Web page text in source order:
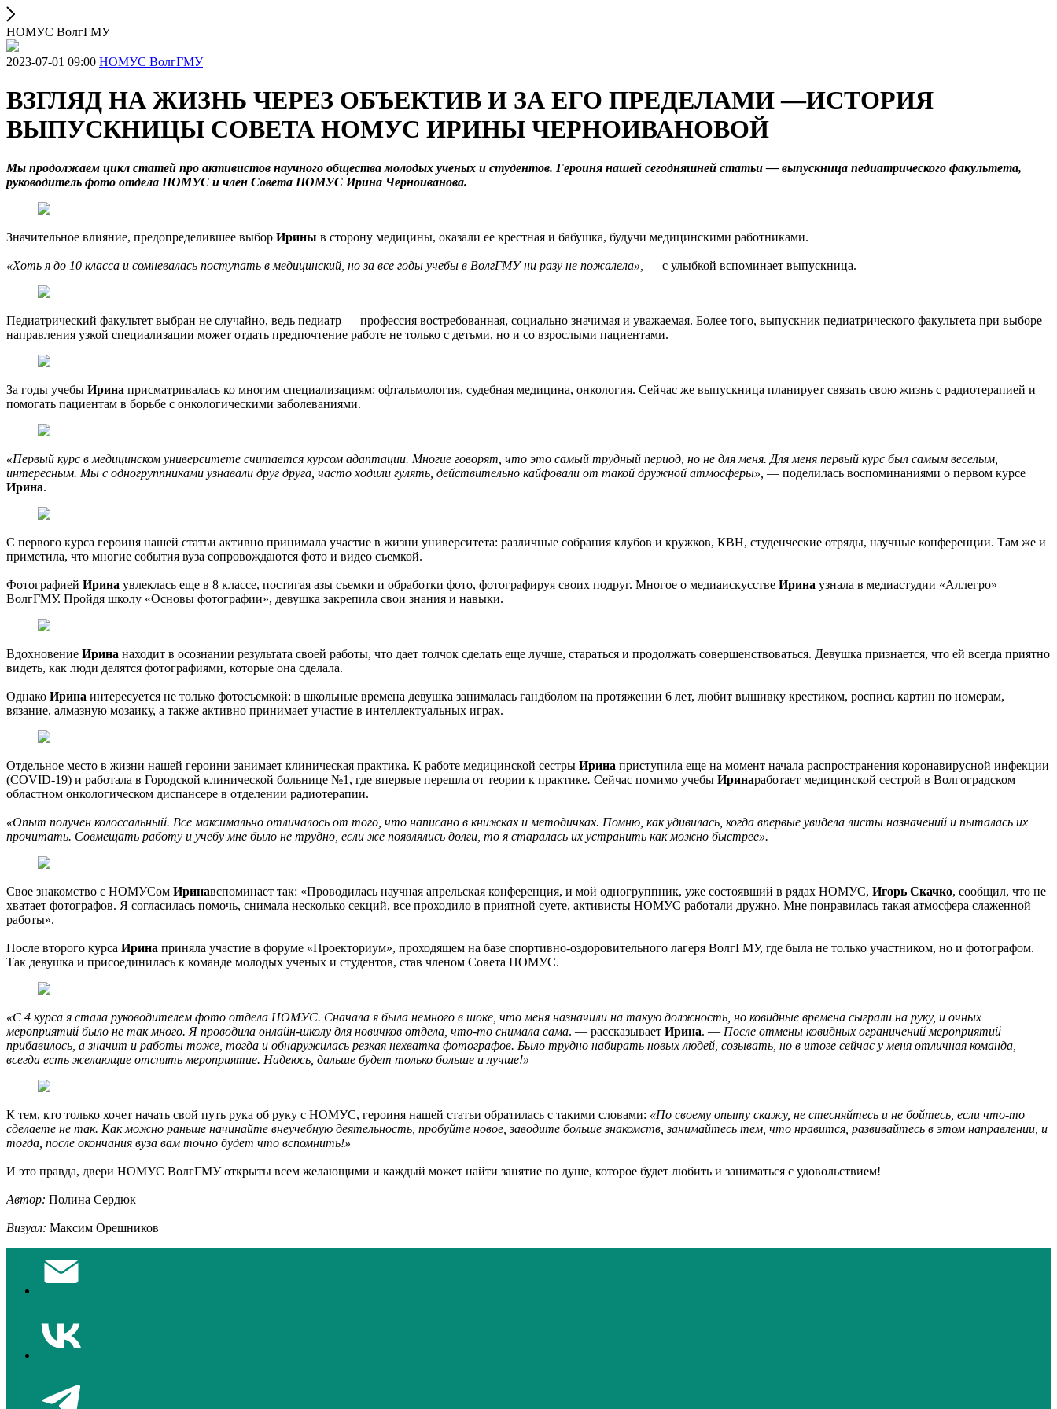
НОМУС ВолгГМУ
2023-07-01 09:00 НОМУС ВолгГМУ
ВЗГЛЯД НА ЖИЗНЬ ЧЕРЕЗ ОБЪЕКТИВ И ЗА ЕГО ПРЕДЕЛАМИ —ИСТОРИЯ
ВЫПУСКНИЦЫ СОВЕТА НОМУС ИРИНЫ ЧЕРНОИВАНОВОЙ
Мы продолжаем цикл статей про активистов научного общества молодых ученых и студентов. Героиня нашей сегодняшней статьи — выпускница педиатрического факультета,
руководитель фото отдела НОМУС и член Совета НОМУС Ирина Черноиванова.
Значительное влияние, предопределившее выбор Ирины в сторону медицины, оказали ее крестная и бабушка, будучи медицинскими работниками.
«Хоть я до 10 класса и сомневалась поступать в медицинский, но за все годы учебы в ВолгГМУ ни разу не пожалела», — с улыбкой вспоминает выпускница.
Педиатрический факультет выбран не случайно, ведь педиатр — профессия востребованная, социально значимая и уважаемая. Более того, выпускник педиатрического факультета при выборе
направления узкой специализации может отдать предпочтение работе не только с детьми, но и со взрослыми пациентами.
За годы учебы Ирина присматривалась ко многим специализациям: офтальмология, судебная медицина, онкология. Сейчас же выпускница планирует связать свою жизнь с радиотерапией и
помогать пациентам в борьбе с онкологическими заболеваниями.
«Первый курс в медицинском университете считается курсом адаптации. Многие говорят, что это самый трудный период, но не для меня. Для меня первый курс был самым веселым,
интересным. Мы с одногруппниками узнавали друг друга, часто ходили гулять, действительно кайфовали от такой дружной атмосферы», — поделилась воспоминаниями о первом курсе
Ирина.
С первого курса героиня нашей статьи активно принимала участие в жизни университета: различные собрания клубов и кружков, КВН, студенческие отряды, научные конференции. Там же и
приметила, что многие события вуза сопровождаются фото и видео съемкой.
Фотографией Ирина увлеклась еще в 8 классе, постигая азы съемки и обработки фото, фотографируя своих подруг. Многое о медиаискусстве Ирина узнала в медиастудии «Аллегро»
ВолгГМУ. Пройдя школу «Основы фотографии», девушка закрепила свои знания и навыки.
Вдохновение Ирина находит в осознании результата своей работы, что дает толчок сделать еще лучше, стараться и продолжать совершенствоваться. Девушка признается, что ей всегда приятно
видеть, как люди делятся фотографиями, которые она сделала.
Однако Ирина интересуется не только фотосъемкой: в школьные времена девушка занималась гандболом на протяжении 6 лет, любит вышивку крестиком, роспись картин по номерам,
вязание, алмазную мозаику, а также активно принимает участие в интеллектуальных играх.
Отдельное место в жизни нашей героини занимает клиническая практика. К работе медицинской сестры Ирина приступила еще на момент начала распространения коронавирусной инфекции
(COVID-19) и работала в Городской клинической больнице №1, где впервые перешла от теории к практике. Сейчас помимо учебы Иринаработает медицинской сестрой в Волгоградском
областном онкологическом диспансере в отделении радиотерапии.
«Опыт получен колоссальный. Все максимально отличалось от того, что написано в книжках и методичках. Помню, как удивилась, когда впервые увидела листы назначений и пыталась их
прочитать. Совмещать работу и учебу мне было не трудно, если же появлялись долги, то я старалась их устранить как можно быстрее».
Свое знакомство с НОМУСом Иринавспоминает так: «Проводилась научная апрельская конференция, и мой одногруппник, уже состоявший в рядах НОМУС, Игорь Скачко, сообщил, что не
хватает фотографов. Я согласилась помочь, снимала несколько секций, все проходило в приятной суете, активисты НОМУС работали дружно. Мне понравилась такая атмосфера слаженной
работы».
После второго курса Ирина приняла участие в форуме «Проекториум», проходящем на базе спортивно-оздоровительного лагеря ВолгГМУ, где была не только участником, но и фотографом.
Так девушка и присоединилась к команде молодых ученых и студентов, став членом Совета НОМУС.
«С 4 курса я стала руководителем фото отдела НОМУС. Сначала я была немного в шоке, что меня назначили на такую должность, но ковидные времена сыграли на руку, и очных
мероприятий было не так много. Я проводила онлайн-школу для новичков отдела, что-то снимала сама. — рассказывает Ирина. — После отмены ковидных ограничений мероприятий
прибавилось, а значит и работы тоже, тогда и обнаружилась резкая нехватка фотографов. Было трудно набирать новых людей, созывать, но в итоге сейчас у меня отличная команда,
всегда есть желающие отснять мероприятие. Надеюсь, дальше будет только больше и лучше!»
К тем, кто только хочет начать свой путь рука об руку с НОМУС, героиня нашей статьи обратилась с такими словами: «По своему опыту скажу, не стесняйтесь и не бойтесь, если что-то
сделаете не так. Как можно раньше начинайте внеучебную деятельность, пробуйте новое, заводите больше знакомств, занимайтесь тем, что нравится, развивайтесь в этом направлении, и
тогда, после окончания вуза вам точно будет что вспомнить!»
И это правда, двери НОМУС ВолгГМУ открыты всем желающими и каждый может найти занятие по душе, которое будет любить и заниматься с удовольствием!
Автор: Полина Сердюк
Визуал: Максим Орешников